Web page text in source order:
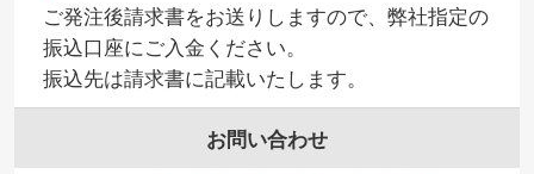
ご発注後請求書をお送りしますので、弊社指定の
振込口座にご入金ください。
振込先は請求書に記載いたします。
お問い合わせ